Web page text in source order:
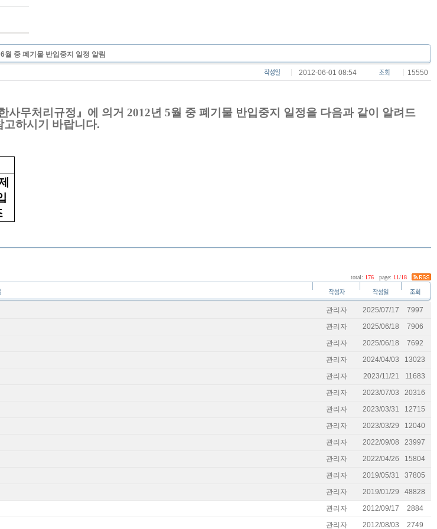
월 중 폐기물 반입중지 일정 알림
2012-06-01 08:54 15550
사무처리규정』에 의거 2012년 5월 중 폐기물 반입중지 일정을 다음과 같이 알려드
하시기 바랍니다.
total: 176page: 11/18
관리자 2025/07/17 7997
관리자 2025/06/18 7906
관리자 2025/06/18 7692
관리자 2024/04/03 13023
관리자 2023/11/21 11683
관리자 2023/07/03 20316
관리자 2023/03/31 12715
관리자 2023/03/29 12040
관리자 2022/09/08 23997
관리자 2022/04/26 15804
관리자 2019/05/31 37805
관리자 2019/01/29
48828
관리자 2012/09/17
2884
관리자 2012/08/03 2749